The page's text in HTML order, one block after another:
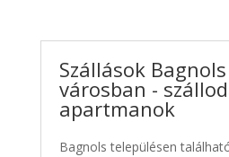
Szállások Bagnols
városban -
apartmanok
Bagnols településen